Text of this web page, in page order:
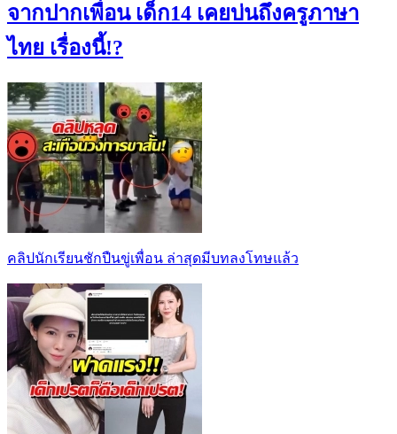
จากปากเพื่อน เด็ก14 เคยบ่นถึงครูภาษา
ไทย เรื่องนี้!?
คลิปนักเรียนชักปืนขู่เพื่อน ล่าสุดมีบทลงโทษแล้ว